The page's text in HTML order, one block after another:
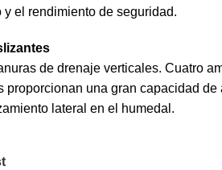
y el rendimiento de seguridad.
de drenaje verticales. Cuatro
proporcionan una gran capacidad de
lateral en el humedal.